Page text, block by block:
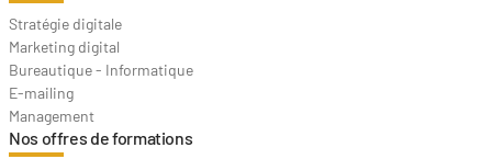
Stratégie digitale
Marketing digital
Bureautique - Informatique
E-mailing
Management
Nos offres de formations